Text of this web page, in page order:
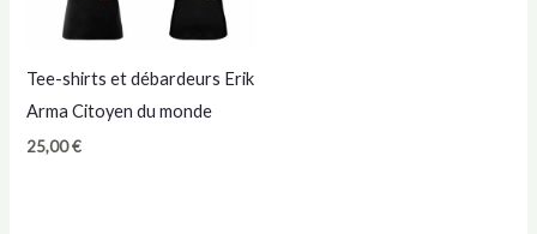
Tee-shirts et débardeurs Erik
Arma Citoyen du monde
25,00€